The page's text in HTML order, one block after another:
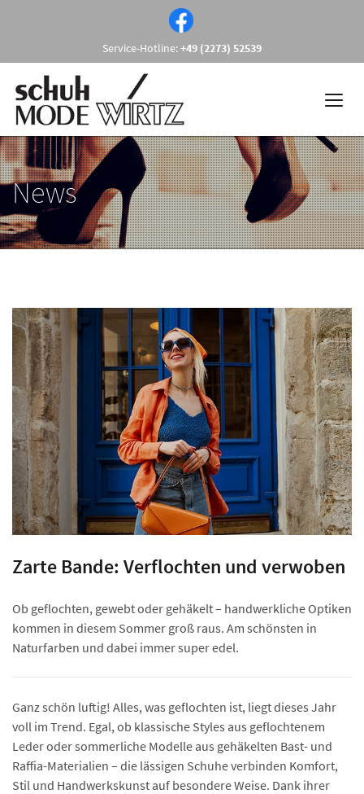
Service-Hotline:+49 (2273) 52539
News
Zarte Bande: Verflochten und verwoben
Ob geflochten, gewebt oder gehäkelt – handwerkliche Optiken
kommen in diesem Sommer groß raus. Am schönsten in
Naturfarben und dabei immer super edel.
Ganz schön luftig! Alles, was geflochten ist, liegt dieses Jahr
voll im Trend. Egal, ob klassische Styles aus geflochtenem
Leder oder sommerliche Modelle aus gehäkelten Bast- und
Raffia-Materialien – die lässigen Schuhe verbinden Komfort,
Stil und Handwerkskunst auf besondere Weise. Dank ihrer